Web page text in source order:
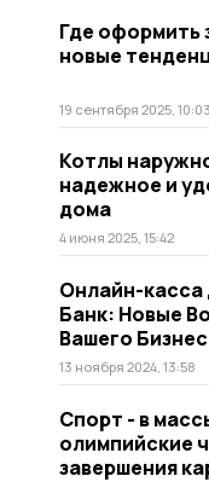
Где оформить
новые
19 сентября 2025, 10:03
Котлы
надежное и
дома
4 июня 2025, 15:42
Онлайн-касса
Банк: Новые
Вашего
13 ноября 2024, 13:58
Спорт - в
олимпийские
завершения